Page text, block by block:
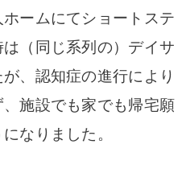
ームにてショートステ
は（同じ系列の）デイサ
、 認知症の進行により
施設でも家でも帰宅願
なりました。